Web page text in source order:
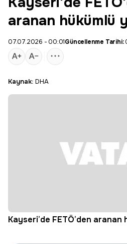
aranan hükümlü
07.07.2026 - 00:01Güncellenme Tarihi:
Kaynak: DHA
Kayseri’de FETÖ’den aranan